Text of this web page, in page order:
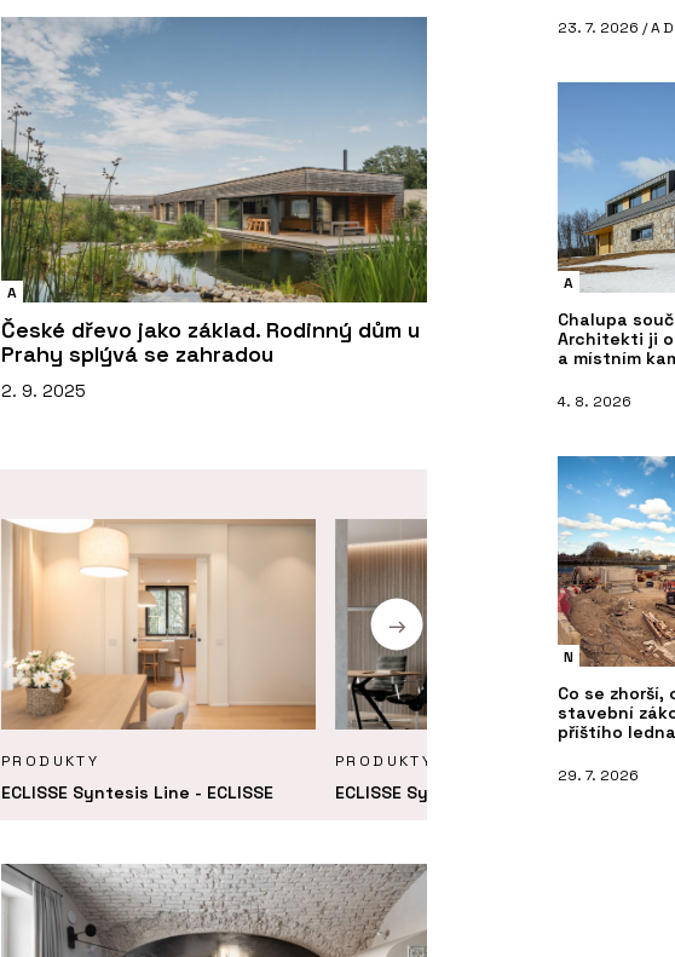
A
České dřevo jako základ. Rodinný dům u
Prahy splývá se zahradou
2. 9. 2025
PRODUKTY
ECLISSE Syntesis Line - ECLISSE
PRODUKTY
ECLISSE Syntesis Battente - ECLISSE
23. 7. 2026 /
A
Chalupa
Architekti ji
a místním
4. 8. 2026
N
Co se zhorší,
stavební
příštího ledna
29. 7. 2026